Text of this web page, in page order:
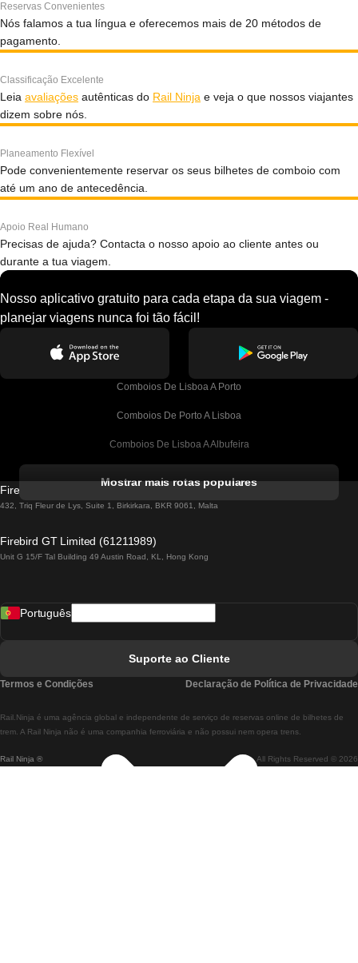
Reservas Convenientes
Nós falamos a tua língua e oferecemos mais de 20 métodos de
pagamento.
Classificação Excelente
Leia avaliações autênticas do Rail Ninja e veja o que nossos viajantes
dizem sobre nós.
Planeamento Flexível
Pode convenientemente reservar os seus bilhetes de comboio com
até um ano de antecedência.
Apoio Real Humano
Precisas de ajuda? Contacta o nosso apoio ao cliente antes ou
durante a tua viagem.
Nosso aplicativo gratuito para cada etapa da sua viagem -
planejar viagens nunca foi tão fácil!
Comboios De Lisboa A Porto
Comboios De Porto A Lisboa
Comboios De Lisboa A Albufeira
Comboios De Lisboa A Lagos
Comboios De Lisboa A Madrid
Comboios De Lisboa A Braga
Comboios De Braga A Lisboa
Mostrar mais rotas populares
Firebird GT Limited (OC 1451)
432, Triq Fleur de Lys, Suite 1, Birkirkara, BKR 9061, Malta
Firebird GT Limited (61211989)
Unit G 15/F Tal Building 49 Austin Road, KL, Hong Kong
Rail Ninja ® All Rights Reserved © 2026
Rail.Ninja é uma agência global e independente de serviço de reservas online de bilhetes de
trem. A Rail Ninja não é uma companhia ferroviária e não possui nem opera trens.
Português
Suporte ao Cliente
Termos e Condições Declaração de Política de Privacidade